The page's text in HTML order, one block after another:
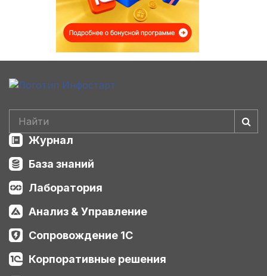
Журнал
База знаний
Лаборатория
Анализ & Управление
Сопровождение 1С
Корпоративные решения